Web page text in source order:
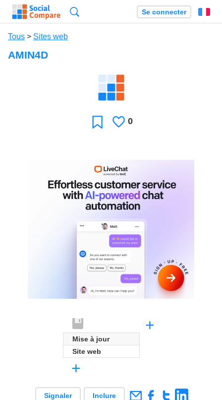
Se connecter
Tous > Sites web
AMIN4D
Favori J'aime
0
Mise à jour
Site web
+
+
Signaler Inclure